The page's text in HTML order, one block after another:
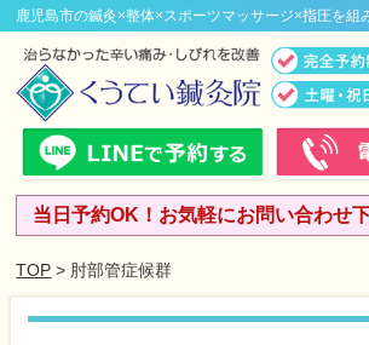
鹿児島市の鍼灸×整体×スポーツマッサージ×指圧を組
当日予約OK！お気軽にお問い合わせ下
TOP > 肘部管症候群